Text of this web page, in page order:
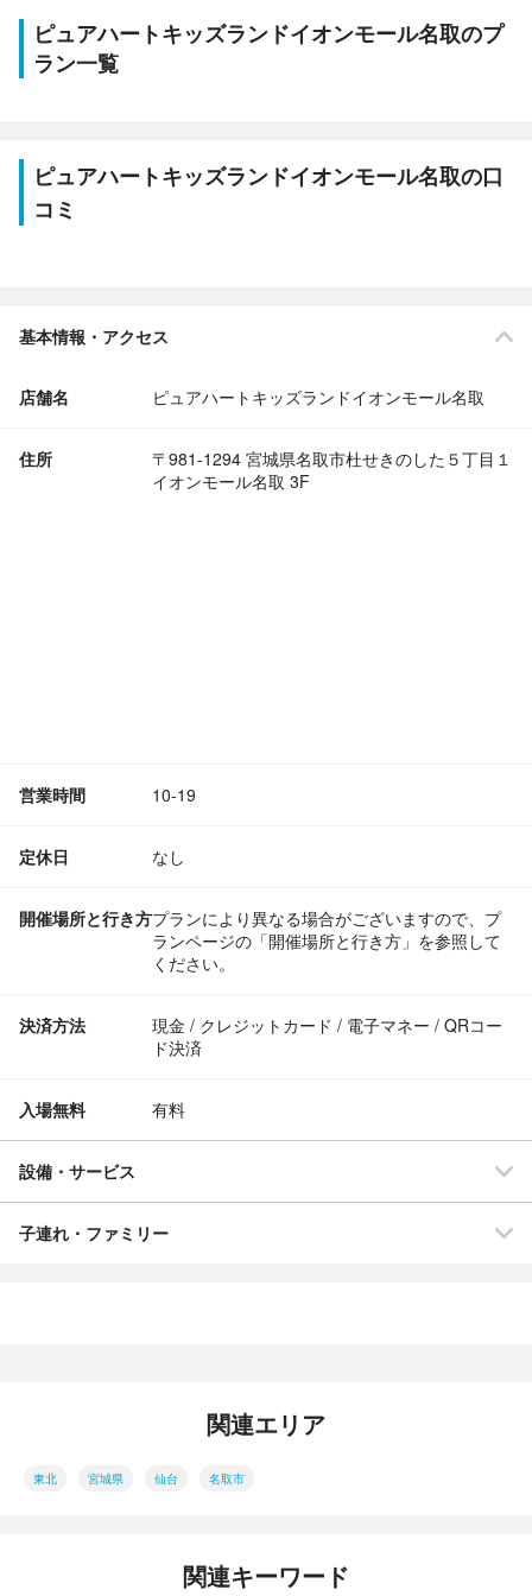
ピュアハートキッズランドイオンモール名取のプ
ラン一覧
ピュアハートキッズランドイオンモール名取の口
コミ
基本情報・アクセス
店舗名 ピュアハートキッズランドイオンモール名取
住所
〒981-1294 宮城県名取市杜せきのした５丁目１
イオンモール名取 3F
営業時間 10-19
定休日 なし
開催場所と行き方プランにより異なる場合がございますので、プ
ランページの「開催場所と行き方」を参照して
ください。
決済方法
現金 / クレジットカード / 電子マネー / QRコー
ド決済
入場無料 有料
設備・サービス
子連れ・ファミリー
関連エリア
東北 宮城県 仙台 名取市
関連キーワード